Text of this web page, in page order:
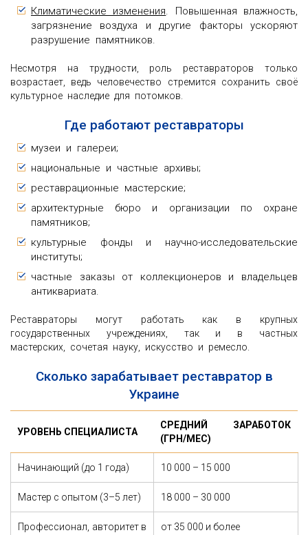
Климатические изменения. Повышенная влажность,
загрязнение воздуха и другие факторы ускоряют
разрушение памятников.
Несмотря на трудности, роль реставраторов только
возрастает, ведь человечество стремится сохранить своё
культурное наследие для потомков.
Где работают реставраторы
музеи и галереи;
национальные и частные архивы;
реставрационные мастерские;
архитектурные бюро и организации по охране
памятников;
культурные фонды и научно-исследовательские
институты;
частные заказы от коллекционеров и владельцев
антиквариата.
Реставраторы могут работать как в крупных
государственных учреждениях, так и в частных
мастерских, сочетая науку, искусство и ремесло.
Сколько зарабатывает реставратор в
Украине
УРОВЕНЬ СПЕЦИАЛИСТА
СРЕДНИЙ ЗАРАБОТОК
(ГРН/МЕС)
Начинающий (до 1 года) 10 000 – 15 000
Мастер с опытом (3–5 лет) 18 000 – 30 000
Профессионал, авторитет в от 35 000 и более